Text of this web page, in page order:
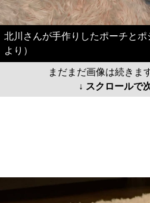
北川さんが手作りしたポーチと
より）
まだまだ画像は続きま
↓ スクロールで